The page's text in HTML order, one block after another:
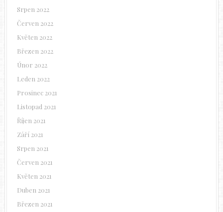
Srpen 2022
Červen 2022
Květen 2022
Březen 2022
Únor 2022
Leden 2022
Prosinec 2021
Listopad 2021
Říjen 2021
Září 2021
Srpen 2021
Červen 2021
Květen 2021
Duben 2021
Březen 2021